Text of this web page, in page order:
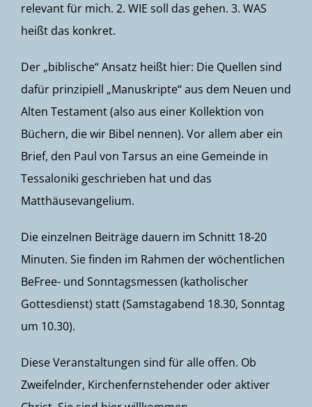
relevant für mich. 2. WIE soll das gehen. 3. WAS
heißt das konkret.
Der „biblische“ Ansatz heißt hier: Die Quellen sind
dafür prinzipiell „Manuskripte“ aus dem Neuen und
Alten Testament (also aus einer Kollektion von
Büchern, die wir Bibel nennen). Vor allem aber ein
Brief, den Paul von Tarsus an eine Gemeinde in
Tessaloniki geschrieben hat und das
Matthäusevangelium.
Die einzelnen Beiträge dauern im Schnitt 18-20
Minuten. Sie finden im Rahmen der wöchentlichen
BeFree- und Sonntagsmessen (katholischer
Gottesdienst) statt (Samstagabend 18.30, Sonntag
um 10.30).
Diese Veranstaltungen sind für alle offen. Ob
Zweifelnder, Kirchenfernstehender oder aktiver